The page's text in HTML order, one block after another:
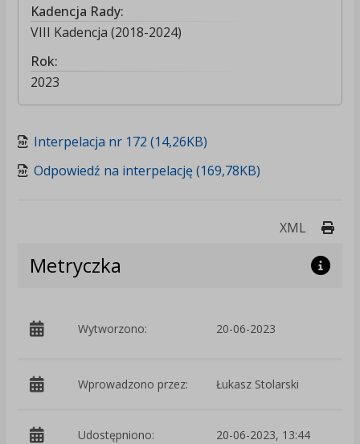
Kadencja Rady:
VIII Kadencja (2018-2024)
Rok:
2023
Interpelacja nr 172 (14,26KB)
Odpowiedź na interpelację (169,78KB)
XML
Metryczka
Wytworzono: 20-06-2023
Wprowadzono przez: Łukasz Stolarski
Udostępniono: 20-06-2023, 13:44